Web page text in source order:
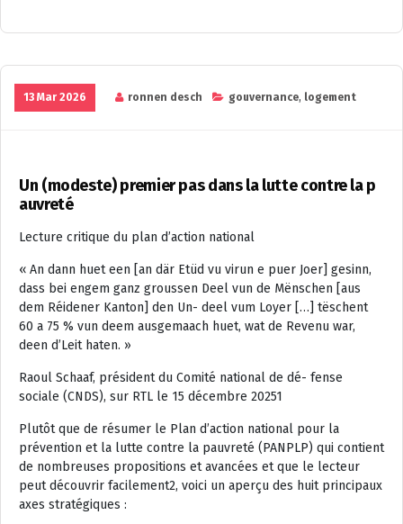
13 Mar 2026 ronnen desch gouvernance, logement
Un (modeste) premier pas dans la lutte contre la p
auvreté
Lecture critique du plan d’action national
« An dann huet een [an där Etüd vu virun e puer Joer] gesinn,
dass bei engem ganz groussen Deel vun de Mënschen [aus
dem Réidener Kanton] den Un- deel vum Loyer […] tëschent
60 a 75 % vun deem ausgemaach huet, wat de Revenu war,
deen d’Leit haten. »
Raoul Schaaf, président du Comité national de dé- fense
sociale (CNDS), sur RTL le 15 décembre 20251
Plutôt que de résumer le Plan d’action national pour la
prévention et la lutte contre la pauvreté (PANPLP) qui contient
de nombreuses propositions et avancées et que le lecteur
peut découvrir facilement2, voici un aperçu des huit principaux
axes stratégiques :